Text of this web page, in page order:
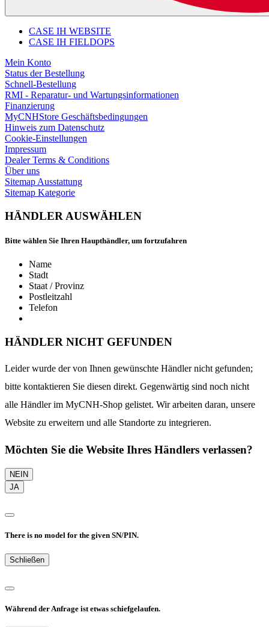
CASE IH WEBSITE
CASE IH FIELDOPS
Mein Konto
Status der Bestellung
Schnell-Bestellung
RMI - Reparatur- und Wartungsinformationen
Finanzierung
MyCNHStore Geschäftsbedingungen
Hinweis zum Datenschutz
Cookie-Einstellungen
Impressum
Dealer Terms & Conditions
Über uns
Sitemap Ausstattung
Sitemap Kategorie
HÄNDLER AUSWÄHLEN
Bitte wählen Sie Ihren Haupthändler, um fortzufahren
Name
Stadt
Staat / Provinz
Postleitzahl
Telefon
HÄNDLER NICHT GEFUNDEN
Leider wurde der von Ihnen gewünschte Händler nicht gefunden;
bitte kontaktieren Sie diesen direkt. Gegenwärtig sind noch nicht
alle Händler im MyCNH-Shop gelistet. Wir arbeiten daran, unsere
Website zu erweitern und alle Standorte zu integrieren.
Möchten Sie die Website Ihres Händlers verlassen?
NEIN
JA
There is no model for the given SN/PIN.
Schließen
Während der Anfrage ist etwas schiefgelaufen.